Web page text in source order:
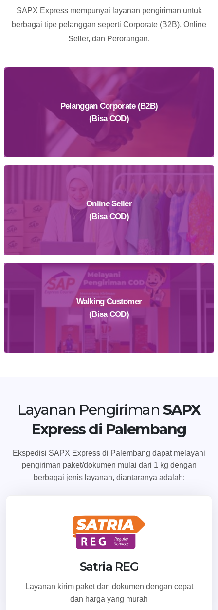
SAPX Express mempunyai layanan pengiriman untuk
berbagai tipe pelanggan seperti Corporate (B2B), Online
Seller, dan Perorangan.
Pelanggan Corporate (B2B)
(Bisa COD)
Daftar Sekarang
Online Seller
(Bisa COD)
Daftar Sekarang
Walking Customer
(Bisa COD)
Layanan Pengiriman SAPX
Express di Palembang
Ekspedisi SAPX Express di Palembang dapat melayani
pengiriman paket/dokumen mulai dari 1 kg dengan
berbagai jenis layanan, diantaranya adalah:
Satria REG
Layanan kirim paket dan dokumen dengan cepat
dan harga yang murah